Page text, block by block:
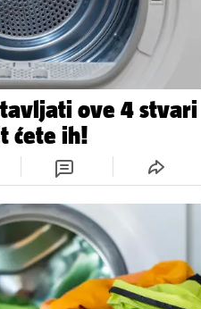
ove 4 stvari
ćete ih!